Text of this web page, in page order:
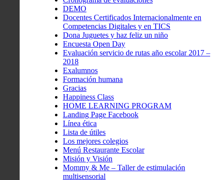
DEMO
Docentes Certificados Internacionalmente en
Competencias Digitales y en TICS
Dona Juguetes y haz feliz un niño
Encuesta Open Day
Evaluación servicio de rutas año escolar 2017 –
2018
Exalumnos
Formación humana
Gracias
Happiness Class
HOME LEARNING PROGRAM
Landing Page Facebook
Línea ética
Lista de útiles
Los mejores colegios
Menú Restaurante Escolar
Misión y Visión
Mommy & Me – Taller de estimulación
multisensorial